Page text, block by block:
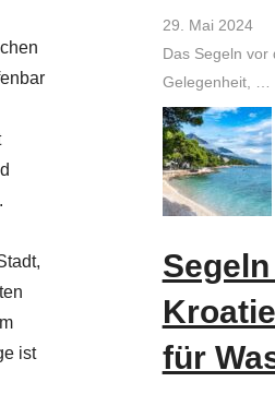
ist
29. Mai 2024
Das Segeln vor
Gelegenheit, …
für